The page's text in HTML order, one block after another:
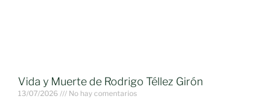
Vida y Muerte de Rodrigo Téllez Girón
13/07/2026 No hay comentarios